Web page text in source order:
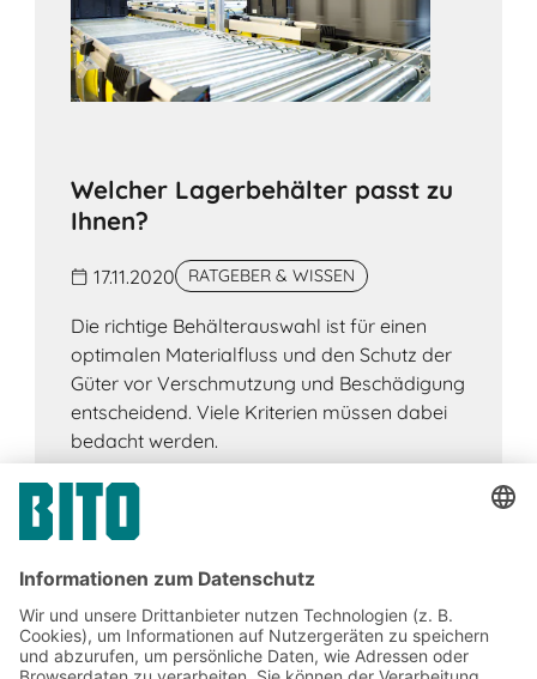
Welcher Lagerbehälter passt zu
Ihnen?
17.11.2020 RATGEBER & WISSEN
Die richtige Behälterauswahl ist für einen
optimalen Materialfluss und den Schutz der
Güter vor Verschmutzung und Beschädigung
entscheidend. Viele Kriterien müssen dabei
bedacht werden.